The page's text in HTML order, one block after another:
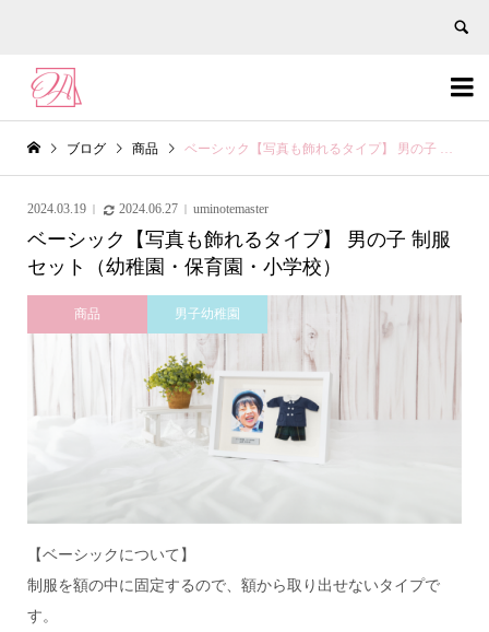


ブログ 商品 ベーシック【写真も飾れるタイプ】 男の子 制服セット（幼稚園・保育園・小学校）
2024.03.19 2024.06.27 uminotemaster
ベーシック【写真も飾れるタイプ】 男の子 制服
セット（幼稚園・保育園・小学校）
商品 男子幼稚園
【ベーシックについて】
制服を額の中に固定するので、額から取り出せないタイプで
す。